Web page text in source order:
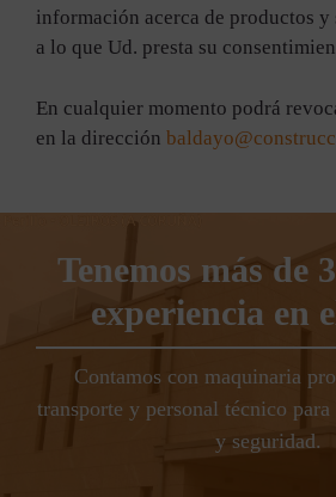
información acerca de productos
a lo que Ud. presta su
En cualquier momento podrá
en la dirección
Tenemos más de
experiencia en
Contamos con maquinaria
transporte y personal técnico
y seguridad.